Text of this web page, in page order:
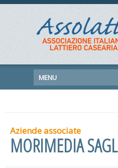
MENU
Aziende associate
MORIMEDIA SAGL